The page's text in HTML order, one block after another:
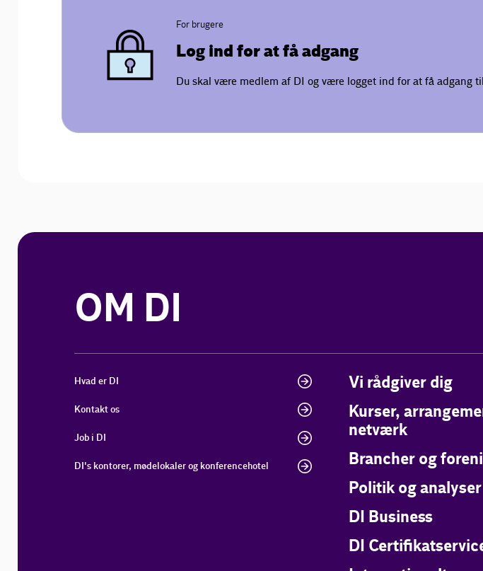
For brugere
Log ind for at få adgang
Du skal være medlem af DI og være logget ind for at få adgang
OM DI
Hvad er DI
Kontakt os
Job i DI
DI's kontorer, mødelokaler og konferencehotel
Vi rådgiver dig
Kurser,
netværk
Brancher og
Politik og analyser
DI Business
DI